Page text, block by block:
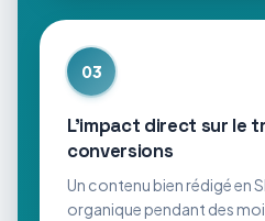
03
L'impact direct sur le
conversions
Un contenu bien rédigé en
organique pendant des